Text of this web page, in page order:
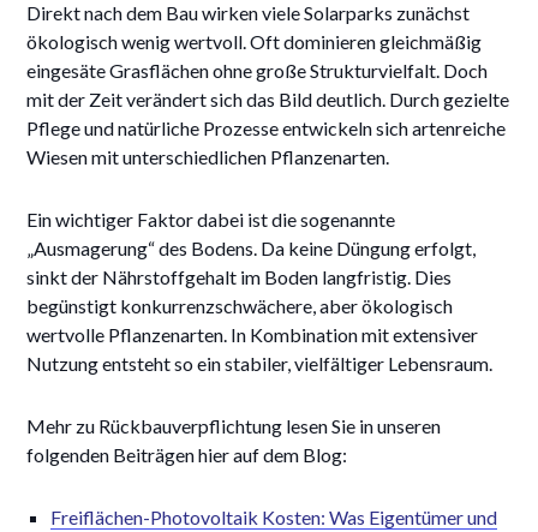
Direkt nach dem Bau wirken viele Solarparks zunächst
ökologisch wenig wertvoll. Oft dominieren gleichmäßig
eingesäte Grasflächen ohne große Strukturvielfalt. Doch
mit der Zeit verändert sich das Bild deutlich. Durch gezielte
Pflege und natürliche Prozesse entwickeln sich artenreiche
Wiesen mit unterschiedlichen Pflanzenarten.
Ein wichtiger Faktor dabei ist die sogenannte
„Ausmagerung“ des Bodens. Da keine Düngung erfolgt,
sinkt der Nährstoffgehalt im Boden langfristig. Dies
begünstigt konkurrenzschwächere, aber ökologisch
wertvolle Pflanzenarten. In Kombination mit extensiver
Nutzung entsteht so ein stabiler, vielfältiger Lebensraum.
Mehr zu Rückbauverpflichtung lesen Sie in unseren
folgenden Beiträgen hier auf dem Blog:
Freiflächen-Photovoltaik Kosten: Was Eigentümer und